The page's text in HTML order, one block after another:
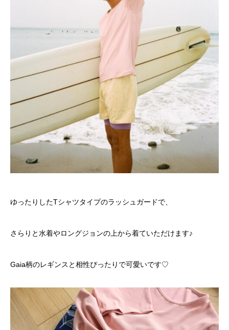
ゆったりしたTシャツタイプのラッシュガードで、
さらりと水着やロングジョンの上から着ていただけます♪
Gaia柄のレギンスと相性ぴったりで可愛いです♡